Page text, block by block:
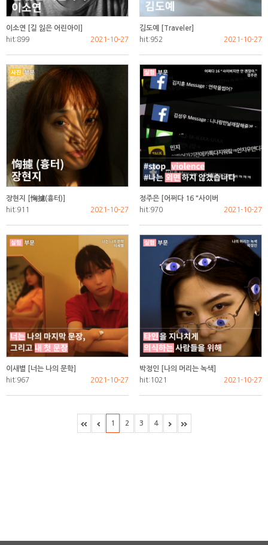
이소연 [길 잃은 어린아이]
hit:899
2021-10-27
김도예 [Traveler]
hit:952
2021-10-27
장현지 [恟攄(흉터)]
hit:911
2021-10-27
정주은 [어쩌다 16 "사이버
hit:970
2021-10-27
이새별 [너는 나의 문학]
hit:967
2021-10-27
박정인 [나의 머리는 녹색]
hit:1021
2021-10-27
1 2 3 4